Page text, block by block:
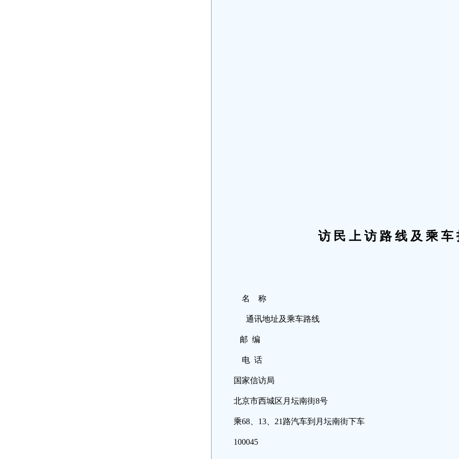
访 民 上 访 路 线 及 乘 车
名 称
通讯地址及乘车路线
邮 编
电 话
国家信访局
北京市西城区月坛南街8号
乘68、13、21路汽车到月坛南街下车
100045